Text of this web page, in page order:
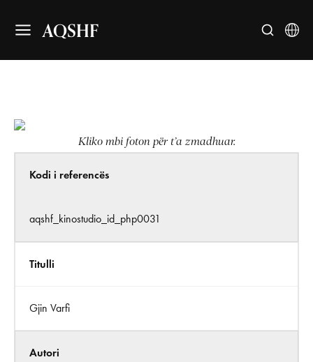
AQSHF
Kliko mbi foton për t’a zmadhuar.
Kodi i referencës
aqshf_kinostudio_id_php0031
Titulli
Gjin Varfi
Autori